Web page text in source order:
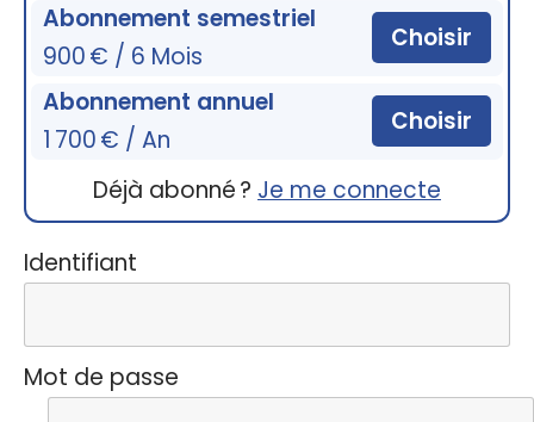
Abonnement semestriel
900 € / 6 Mois
Choisir
Abonnement annuel
1 700 € / An
Choisir
Déjà abonné ? Je me connecte
Identifiant
Mot de passe